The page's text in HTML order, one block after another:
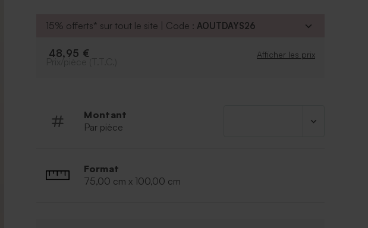
Dimension : 75 x 100 cm
bébés qui garantit une qualité supérieure à un prix
15% offerts* sur tout le site | Code :AOUTDAYS26
48,95 € Afficher les prix
Montant
Par pièce
Format
75,00 cm x 100,00 cm